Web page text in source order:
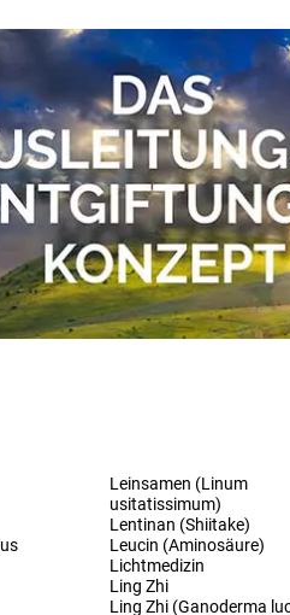
Leinsamen (Linum
usitatissimum)
Lentinan (Shiitake)
Leucin (Aminosäure)
Lichtmedizin
Ling Zhi
Ling Zhi (Ganoderma